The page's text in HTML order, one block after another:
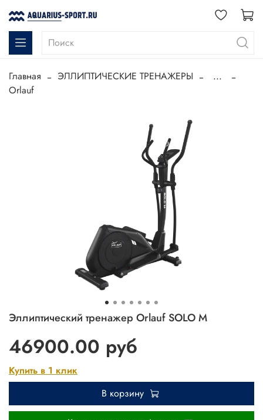
Главная ЭЛЛИПТИЧЕСКИЕ ТРЕНАЖЕРЫ
...
Orlauf
Эллиптический тренажер Orlauf SOLO М
46900.00 руб
Купить в 1 клик
В корзину